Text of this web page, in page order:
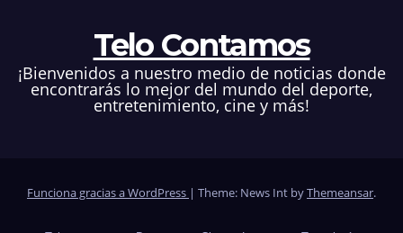
Telo Contamos
¡Bienvenidos a nuestro medio de noticias donde
encontrarás lo mejor del mundo del deporte,
entretenimiento, cine y más!
Funciona gracias a WordPress | Theme: News Int byThemeansar.